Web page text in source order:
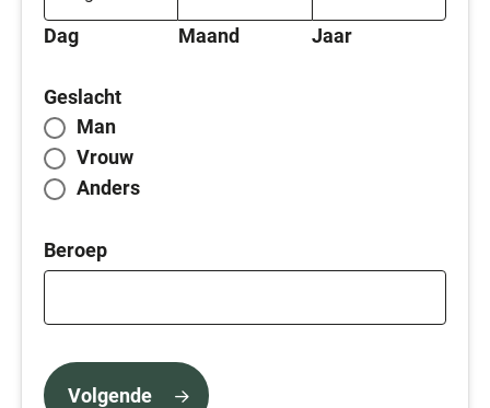
Dag Maand Jaar
Geslacht
Man
Vrouw
Anders
Beroep
Volgende